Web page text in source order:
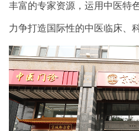
丰富的专家资源，运用中医特
力争打造国际性的中医临床、